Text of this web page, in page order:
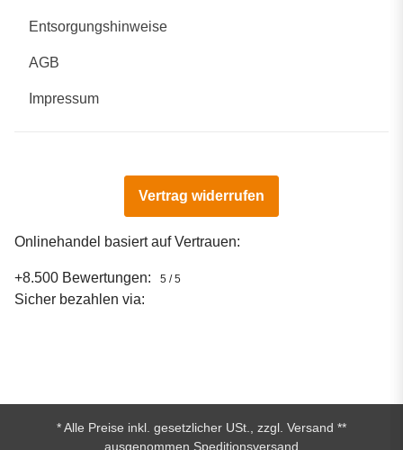
Entsorgungshinweise
AGB
Impressum
Vertrag widerrufen
Onlinehandel basiert auf Vertrauen:
+8.500 Bewertungen: 5 / 5
Sicher bezahlen via:
* Alle Preise inkl. gesetzlicher USt., zzgl. Versand **
ausgenommen Speditionsversand